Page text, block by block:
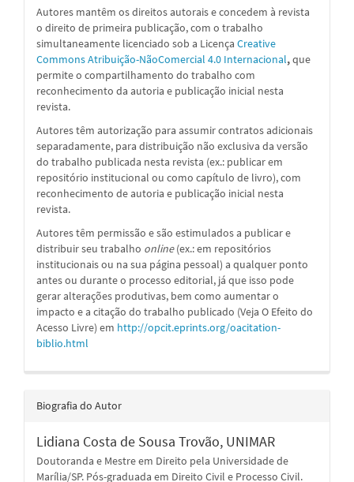
Autores mantêm os direitos autorais e concedem à revista
o direito de primeira publicação, com o trabalho
simultaneamente licenciado sob a Licença Creative
Commons Atribuição-NãoComercial 4.0 Internacional,que
permite o compartilhamento do trabalho com
reconhecimento da autoria e publicação inicial nesta
revista.
Autores têm autorização para assumir contratos adicionais
separadamente, para distribuição não exclusiva da versão
do trabalho publicada nesta revista (ex.: publicar em
repositório institucional ou como capítulo de livro), com
reconhecimento de autoria e publicação inicial nesta
revista.
Autores têm permissão e são estimulados a publicar e
distribuir seu trabalho online(ex.: em repositórios
institucionais ou na sua página pessoal) a qualquer ponto
antes ou durante o processo editorial, já que isso pode
gerar alterações produtivas, bem como aumentar o
impacto e a citação do trabalho publicado (Veja O Efeito do
Acesso Livre) em http://opcit.eprints.org/oacitation-
biblio.html
Biografia do Autor
Lidiana Costa de Sousa Trovão, UNIMAR
Doutoranda e Mestre em Direito pela Universidade de
Marília/SP. Pós-graduada em Direito Civil e Processo Civil.